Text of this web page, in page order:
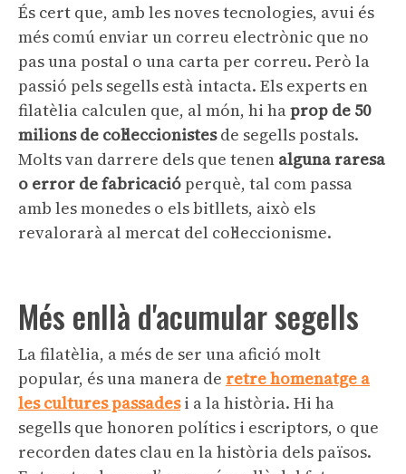
És cert que, amb les noves tecnologies, avui és
més comú enviar un correu electrònic que no
pas una postal o una carta per correu. Però la
passió pels segells està intacta. Els experts en
filatèlia calculen que, al món, hi haprop de 50
milions de col·leccionistesde segells postals.
Molts van darrere dels que tenen alguna raresa
o error de fabricació perquè, tal com passa
amb les monedes o els bitllets, això els
revalorarà al mercat del col·leccionisme.
Més enllà d'acumular segells
La filatèlia, a més de ser una afició molt
popular, és una manera de retre homenatge a
les cultures passadesi a la història. Hi ha
segells que honoren polítics i escriptors, o que
recorden dates clau en la història dels països.